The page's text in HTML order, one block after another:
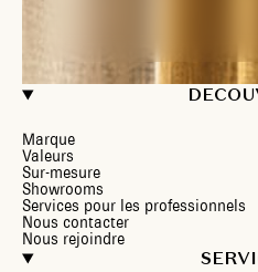
Marque
Valeurs
Sur-mesure
Showrooms
Services pour les professionnels
Nous contacter
Nous rejoindre